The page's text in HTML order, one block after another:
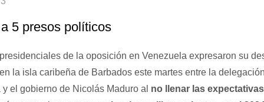
5 presos políticos
de la oposición en Venezuela expresaron su
la isla caribeña de Barbados este martes entre la
el gobierno de Nicolás Maduro al no llenar las expectativas